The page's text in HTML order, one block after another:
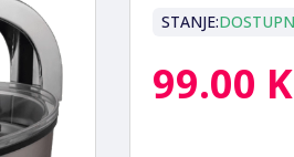
STANJE:
99.00